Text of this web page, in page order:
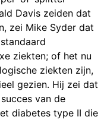
Davis zeiden dat
zei Mike Syder dat
ziekten; of het nu
ziekten zijn,
gezien. Hij zei dat
van de
diabetes type II die